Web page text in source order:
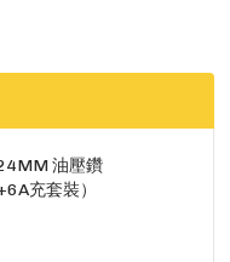
油壓鑽
充套裝）